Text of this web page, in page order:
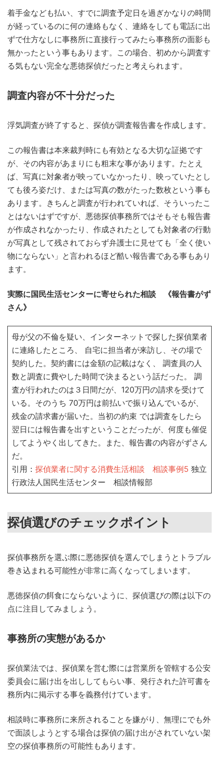
着手金なども払い、すでに調査予定日を過ぎかなりの時間
が経っているのに何の連絡もなく、連絡をしても電話に出
ずで仕方なしに事務所に直接行ってみたら事務所の面影も
無かったという事もあります。この場合、初めから調査す
る気もない完全な悪徳探偵だったと考えられます。
調査内容が不十分だった
浮気調査が終了すると、探偵が調査報告書を作成します。
この報告書は本来裁判時にも有効となる大切な証拠です
が、その内容があまりにも粗末な事があります。たとえ
ば、写真に対象者が映っていなかったり、映っていたとし
ても後ろ姿だけ、または写真の数がたった数枚という事も
あります。きちんと調査が行われていれば、そういったこ
とはないはずですが、悪徳探偵事務所ではそもそも報告書
が作成されなかったり、作成されたとしても対象者の行動
が写真として残されておらず弁護士に見せても「全く使い
物にならない」と言われるほど酷い報告書である事もあり
ます。
実際に国民生活センターに寄せられた相談 《報告書がず
さん》
母が父の不倫を疑い、インターネットで探した探偵業者
に連絡したところ、 自宅に担当者が来訪し、その場で
契約した。契約書には金額の記載はなく、 調査員の人
数と調査に費やした時間で決まるという話だった。 調
査が行われたのは３日間だが、120万円の請求を受けて
いる。そのうち 70万円は前払いで振り込んでいるが、
残金の請求書が届いた。当初の約束 では調査をしたら
翌日には報告書を出すということだったが、何度も催促
してようやく出してきた。また、報告書の内容がずさん
だ。
引用： 探偵業者に関する消費生活相談 相談事例5 独立
行政法人国民生活センター 相談情報部
探偵選びのチェックポイント
探偵事務所を選ぶ際に悪徳探偵を選んでしまうとトラブル
巻き込まれる可能性が非常に高くなってしまいます。
悪徳探偵の餌食にならないように、探偵選びの際は以下の
点に注目してみましょう。
事務所の実態があるか
探偵業法では、探偵業を営む際には営業所を管轄する公安
委員会に届け出を出ししてもらい事、発行された許可書を
務所内に掲示する事を義務付けています。
相談時に事務所に来所されることを嫌がり、無理にでも外
で面談しようとする場合は探偵の届け出がされていない架
空の探偵事務所の可能性もあります。